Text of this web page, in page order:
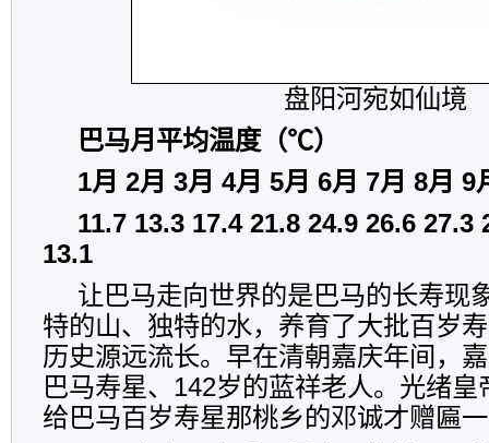
盘阳河宛如仙境
巴马月平均温度（℃）
1月 2月 3月 4月 5月 6月 7月 8月 9
11.7 13.3 17.4 21.8 24.9 26.6 27.3
13.1
让巴马走向世界的是巴马的长寿现
特的山、独特的水，养育了大批百岁
历史源远流长。早在清朝嘉庆年间，
巴马寿星、142岁的蓝祥老人。光绪
给巴马百岁寿星那桃乡的邓诚才赠匾